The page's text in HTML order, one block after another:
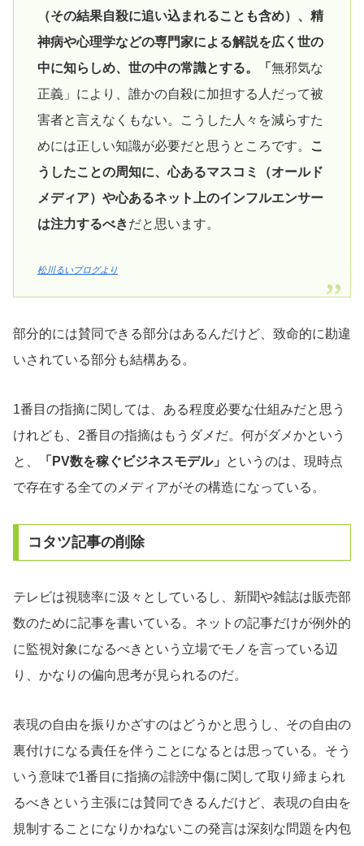
（その結果自殺に追い込まれることも含め）、精
神病や心理学などの専門家による解説を広く世の
中に知らしめ、世の中の常識とする。「 無邪気な
正義」により、誰かの自殺に加担する人だって被
害者と言えなくもない。こうした人々を減らすた
めには正しい知識が必要だと思うところです。
こ
うしたことの周知に、心あるマスコミ（オールド
メディア）や心あるネット上のインフルエンサー
は注力するべきだと思います。
松川るいブログより
部分的には賛同できる部分はあるんだけど、致命的に勘違
いされている部分も結構ある。
1番目の指摘に関しては、ある程度必要な仕組みだと思う
けれども、2番目の指摘はもうダメだ。何がダメかという
と、
「PV数を稼ぐビジネスモデル」
というのは、現時点
で存在する全てのメディアがその構造になっている。
コタツ記事の削除
テレビは視聴率に汲々としているし、新聞や雑誌は販売部
数のために記事を書いている。ネットの記事だけが例外的
に監視対象になるべきという立場でモノを言っている辺
り、かなりの偏向思考が見られるのだ。
表現の自由を振りかざすのはどうかと思うし、その自由の
裏付けになる責任を伴うことになるとは思っている。そう
いう意味で1番目に指摘の誹謗中傷に関して取り締まられ
るべきという主張には賛同できるんだけど、表現の自由を
規制することになりかねないこの発言は深刻な問題を内包